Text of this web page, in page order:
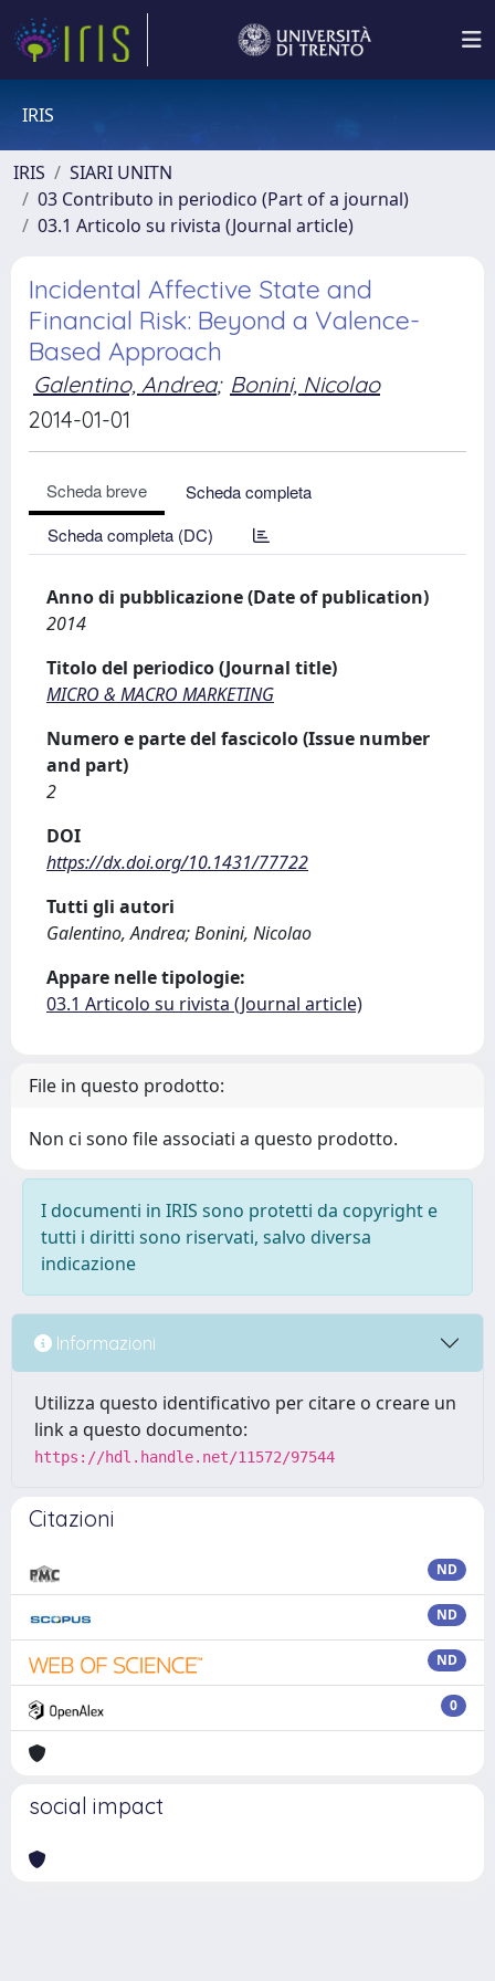
IRIS
IRIS
SIARI UNITN
03 Contributo in periodico (Part of a journal)
03.1 Articolo su rivista (Journal article)
Incidental Affective State and
Financial Risk: Beyond a Valence-
Based Approach
Galentino, Andrea; Bonini, Nicolao
2014-01-01
Scheda breve
Scheda completa
Scheda completa (DC)
Anno di pubblicazione (Date of publication)
2014
Titolo del periodico (Journal title)
MICRO & MACRO MARKETING
Numero e parte del fascicolo (Issue number
and part)
2
DOI
https://dx.doi.org/10.1431/77722
Tutti gli autori
Galentino, Andrea; Bonini, Nicolao
Appare nelle tipologie:
03.1 Articolo su rivista (Journal article)
File in questo prodotto:
Non ci sono file associati a questo prodotto.
I documenti in IRIS sono protetti da copyright e
tutti i diritti sono riservati, salvo diversa
indicazione
Informazioni
Utilizza questo identificativo per citare o creare un
link a questo documento:
https://hdl.handle.net/11572/97544
Citazioni
ND
ND
ND
0
social impact